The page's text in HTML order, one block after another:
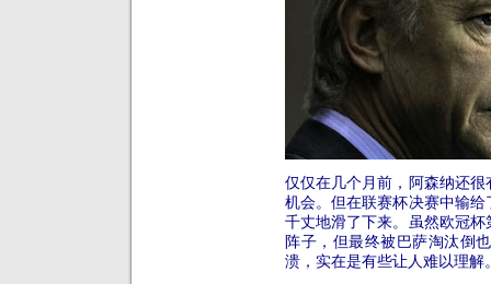
仅仅在几个月前，阿森纳还
机会。但在联赛杯决赛中输
千丈地滑了下来。虽然欧冠
阵子，但最终被巴萨淘汰倒
溃，实在是有些让人难以理解